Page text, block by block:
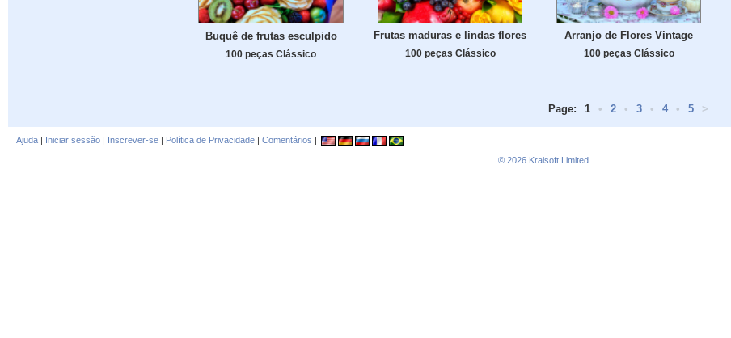
Buquê de frutas esculpido
100 peças Clássico
Frutas maduras e lindas flores
100 peças Clássico
Arranjo de Flores Vintage
100 peças Clássico
Page: 1 • 2 • 3 • 4 • 5 >
Ajuda | Iniciar sessão | Inscrever-se | Política de Privacidade | Comentários |
© 2026 Kraisoft Limited